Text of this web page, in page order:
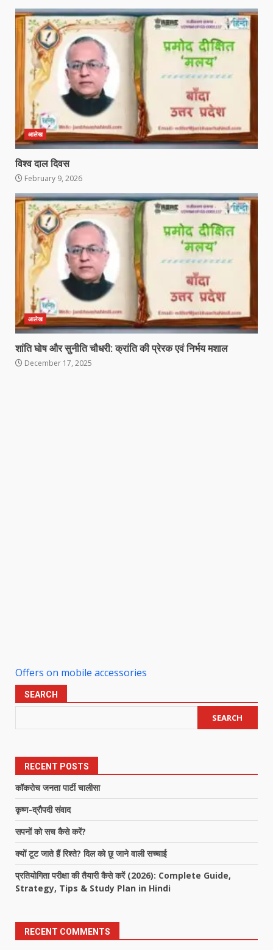
आलेख
विश्व दाल दिवस
February 9, 2026
आलेख
शांति घोष और सुनीति चौधरी: क्रांति की प्रेरक एवं निर्भय मशाल
December 17, 2025
Offers on mobile accessories
SEARCH
SEARCH
RECENT POSTS
कॉकरोच जनता पार्टी चालीसा
कृष्ण-द्रौपदी संवाद
सपनों को सच कैसे करें?
क्यों टूट जाते हैं रिश्ते? दिल को छू जाने वाली सच्चाई
प्रतियोगिता परीक्षा की तैयारी कैसे करें (2026): Complete Guide,
Strategy, Tips & Study Plan in Hindi
RECENT COMMENTS